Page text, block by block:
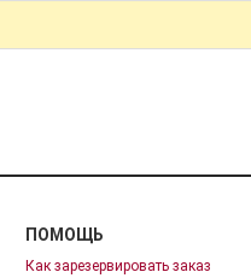
ПОМОЩЬ
Как зарезервировать заказ